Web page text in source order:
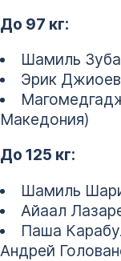
До 97 кг:
Шамиль
Эрик Джиоев
Македония)
До 125 кг:
Шамиль
Айаал
Паша
Андрей